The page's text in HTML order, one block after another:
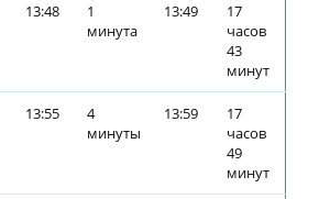
13:48
1
минута
13:49
17
часов
43
минут
13:55
4
минуты
13:59
17
часов
49
минут